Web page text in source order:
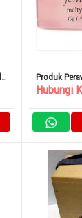
Produk
Milbon
Hubungi